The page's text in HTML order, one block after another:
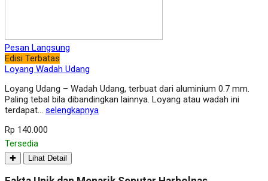
Pesan Langsung
Edisi Terbatas
Loyang Wadah Udang
Loyang Udang – Wadah Udang, terbuat dari aluminium 0.7 mm.
Paling tebal bila dibandingkan lainnya. Loyang atau wadah ini
terdapat… selengkapnya
Rp 140.000
Tersedia
✚ Lihat Detail